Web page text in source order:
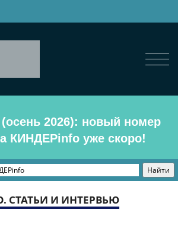
2026): новый номер
КИНДЕРinfo уже скоро!
СТАТЬИ И ИНТЕРВЬЮ